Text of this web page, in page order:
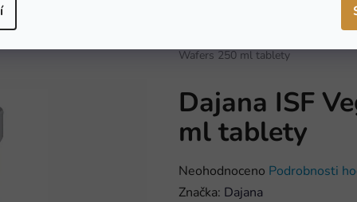
Wafers 250 ml tablety
Dajana ISF
ml tablety
Průměrné
hodnocení
Neohodnoceno Podrobnosti
Značka: Dajana